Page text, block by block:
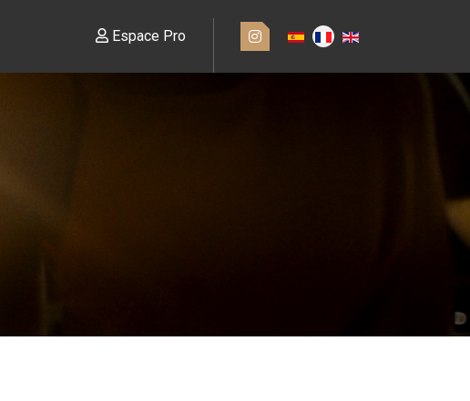
Espace Pro